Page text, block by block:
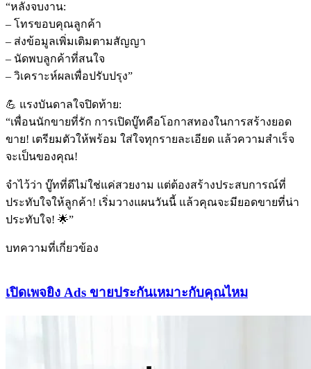
“หลังจบงาน:
– โทรขอบคุณลูกค้า
– ส่งข้อมูลเพิ่มเติมตามสัญญา
– นัดพบลูกค้าที่สนใจ
– วิเคราะห์ผลเพื่อปรับปรุง”
💪 แรงบันดาลใจปิดท้าย:
“เพื่อนนักขายที่รัก การเปิดบู๊ทคือโอกาสทองในการสร้างยอด
ขาย! เตรียมตัวให้พร้อม ใส่ใจทุกรายละเอียด แล้วความสำเร็จ
จะเป็นของคุณ!
จำไว้ว่า บู๊ทที่ดีไม่ใช่แค่สวยงาม แต่ต้องสร้างประสบการณ์ที่
ประทับใจให้ลูกค้า! เริ่มวางแผนวันนี้ แล้วคุณจะมียอดขายที่น่า
ประทับใจ! 🌟”
บทความที่เกี่ยวข้อง
เปิดเพจยิง Ads ขายประกันเหมาะกับคุณไหม